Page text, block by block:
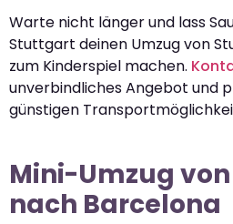
Warte nicht länger und lass
Stuttgart deinen Umzug von
zum Kinderspiel machen.
unverbindliches Angebot und
günstigen
Mini-Umzug
nach Barcelona